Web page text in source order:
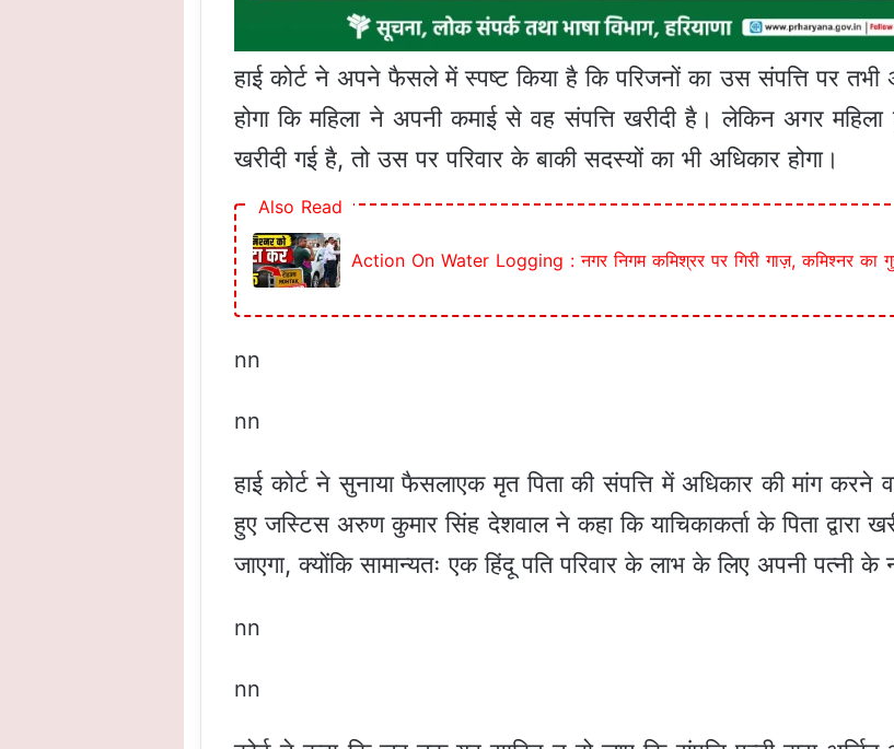
हाई कोर्ट ने अपने फैसले में स्पष्ट किया है कि परिजनों का उस संपत्ति पर तभी
होगा कि महिला ने अपनी कमाई से वह संपत्ति खरीदी है। लेकिन अगर
खरीदी गई है, तो उस पर परिवार के बाकी सदस्यों का भी अधिकार होगा।
Also Read
Action On Water Logging : नगर निगम कमिश्रर पर गिरी गाज़, कमिश्नर का
nn
nn
हाई कोर्ट ने सुनाया फैसलाएक मृत पिता की संपत्ति में अधिकार की मांग
हुए जस्टिस अरुण कुमार सिंह देशवाल ने कहा कि याचिकाकर्ता के पिता द्वारा
जाएगा, क्योंकि सामान्यतः एक हिंदू पति परिवार के लाभ के लिए अपनी पत्नी के
nn
nn